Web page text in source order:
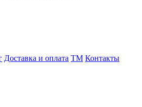
Доставка и оплата TM Контакты